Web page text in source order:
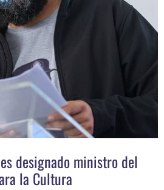
designado ministro del
la Cultura